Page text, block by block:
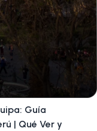
Guía
| Qué Ver y